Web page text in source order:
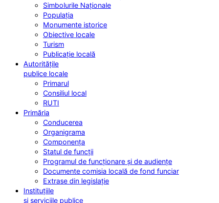
Simbolurile Naționale
Populația
Monumente istorice
Obiective locale
Turism
Publicație locală
Autoritățile
publice locale
Primarul
Consiliul local
RUTI
Primăria
Conducerea
Organigrama
Componența
Statul de funcții
Programul de funcționare și de audiențe
Documente comisia locală de fond funciar
Extrase din legislație
Instituțiile
și serviciile publice